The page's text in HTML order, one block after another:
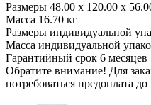
Размеры 48.00 x 120.00 x
Масса 16.70 кг
Размеры индивидуальной
Масса индивидуальной
Гарантийный срок 6 месяцев
Обратите внимание! Для
потребоваться предоплата